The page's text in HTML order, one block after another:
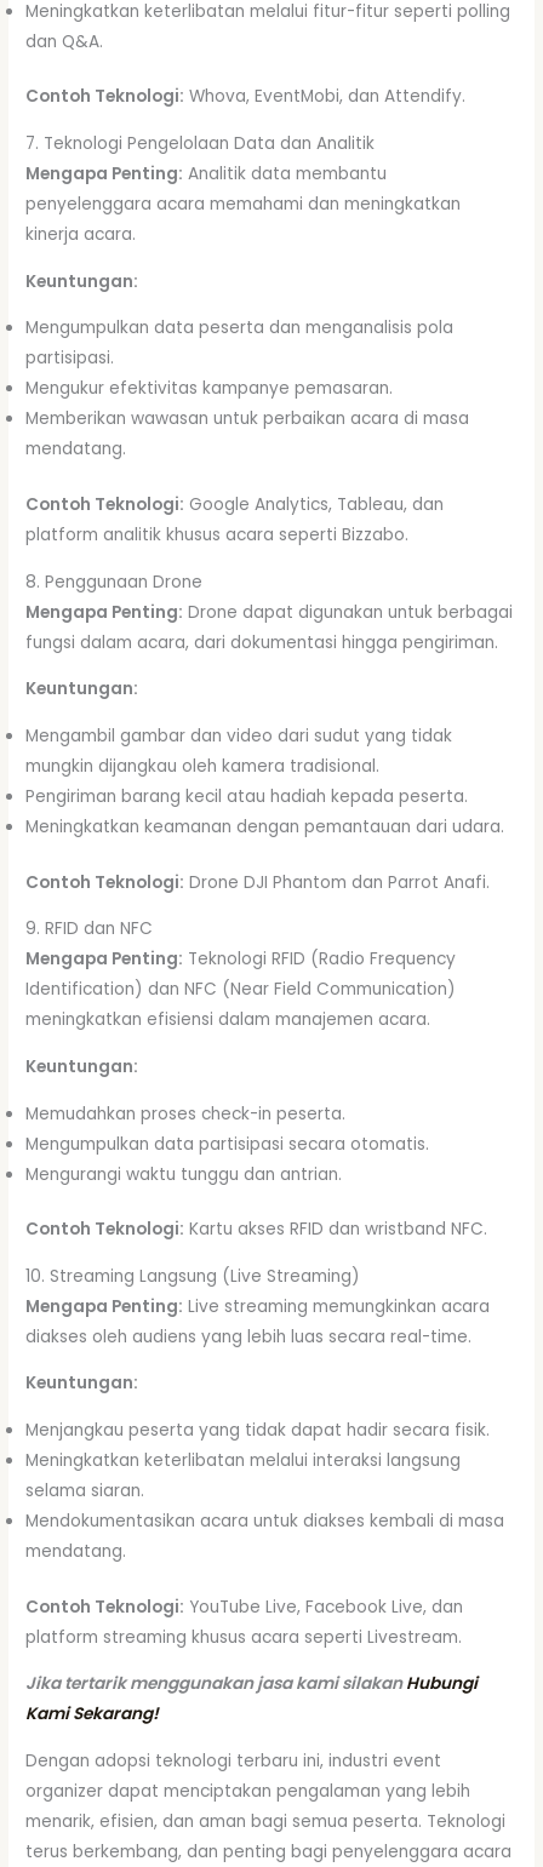
Meningkatkan keterlibatan melalui fitur-fitur seperti polling
dan Q&A.
Contoh Teknologi: Whova, EventMobi, dan Attendify.
7. Teknologi Pengelolaan Data dan Analitik
Mengapa Penting: Analitik data membantu
penyelenggara acara memahami dan meningkatkan
kinerja acara.
Keuntungan:
Mengumpulkan data peserta dan menganalisis pola
partisipasi.
Mengukur efektivitas kampanye pemasaran.
Memberikan wawasan untuk perbaikan acara di masa
mendatang.
Contoh Teknologi: Google Analytics, Tableau, dan
platform analitik khusus acara seperti Bizzabo.
8. Penggunaan Drone
Mengapa Penting: Drone dapat digunakan untuk berbagai
fungsi dalam acara, dari dokumentasi hingga pengiriman.
Keuntungan:
Mengambil gambar dan video dari sudut yang tidak
mungkin dijangkau oleh kamera tradisional.
Pengiriman barang kecil atau hadiah kepada peserta.
Meningkatkan keamanan dengan pemantauan dari udara.
Contoh Teknologi: Drone DJI Phantom dan Parrot Anafi.
9. RFID dan NFC
Mengapa Penting: Teknologi RFID (Radio Frequency
Identification) dan NFC (Near Field Communication)
meningkatkan efisiensi dalam manajemen acara.
Keuntungan:
Memudahkan proses check-in peserta.
Mengumpulkan data partisipasi secara otomatis.
Mengurangi waktu tunggu dan antrian.
Contoh Teknologi: Kartu akses RFID dan wristband NFC.
10. Streaming Langsung (Live Streaming)
Mengapa Penting: Live streaming memungkinkan acara
diakses oleh audiens yang lebih luas secara real-time.
Keuntungan:
Menjangkau peserta yang tidak dapat hadir secara fisik.
Meningkatkan keterlibatan melalui interaksi langsung
selama siaran.
Mendokumentasikan acara untuk diakses kembali di masa
mendatang.
Contoh Teknologi: YouTube Live, Facebook Live, dan
platform streaming khusus acara seperti Livestream.
Jika tertarik menggunakan jasa kami silakanHubungi
Kami Sekarang!
Dengan adopsi teknologi terbaru ini, industri event
organizer dapat menciptakan pengalaman yang lebih
menarik, efisien, dan aman bagi semua peserta. Teknologi
terus berkembang, dan penting bagi penyelenggara acara